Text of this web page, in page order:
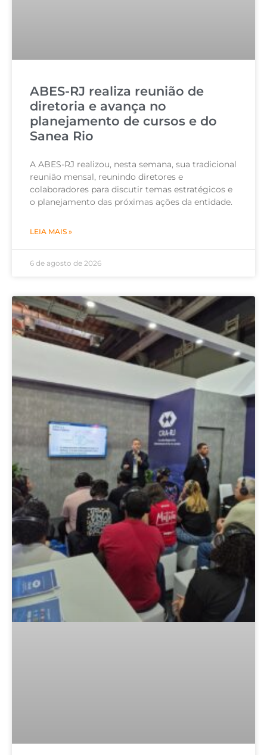
ABES-RJ realiza reunião de
diretoria e avança no
planejamento de cursos e do
Sanea Rio
A ABES-RJ realizou, nesta semana, sua tradicional
reunião mensal, reunindo diretores e
colaboradores para discutir temas estratégicos e
o planejamento das próximas ações da entidade.
LEIA MAIS »
6 de agosto de 2026